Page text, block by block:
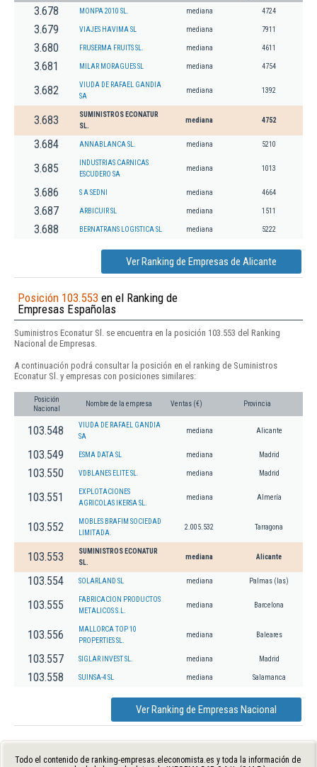
3.678 MONPA 2010 SL. mediana 4724
3.679 VIAJES HAVIMA SL mediana 7911
3.680 FRUSERMA FRUITS SL. mediana 4611
3.681 MILAR MORAGUES SL mediana 4754
3.682
VIUDA DE RAFAEL GANDIA
SA
mediana 1392
3.683
SUMINISTROS ECONATUR
SL.
mediana 4752
3.684 ANNABLANCA SL. mediana 5210
3.685
INDUSTRIAS CARNICAS
ESCUDERO SA
mediana 1013
3.686 S A SEDNI mediana 4664
3.687 ARBICUIR SL mediana 1511
3.688 BERNATRANS LOGISTICA SL mediana 5222
Ver Ranking de Empresas de Alicante
Posición 103.553 en el Ranking de
Empresas Españolas
Suministros Econatur Sl. se encuentra en la posición 103.553 del Ranking
Nacional de Empresas.
A continuación podrá consultar la posición en el ranking de Suministros
Econatur Sl. y empresas con posiciones similares:
Posición
Nacional
Nombre de la empresa Ventas (€) Provincia
103.548
VIUDA DE RAFAEL GANDIA
SA
mediana Alicante
103.549 ESMA DATA SL mediana Madrid
103.550 VDBLANES ELITE SL. mediana Madrid
103.551
EXPLOTACIONES
AGRICOLAS IKERSA SL.
mediana Almería
103.552
MOBLES BRAFIM SOCIEDAD
LIMITADA.
2.005.532 Tarragona
103.553
SUMINISTROS ECONATUR
SL.
mediana Alicante
103.554 SOLARLAND SL mediana Palmas (las)
103.555
FABRICACION PRODUCTOS
METALICOS S.L.
mediana Barcelona
103.556
MALLORCA TOP 10
PROPERTIES SL.
mediana Baleares
103.557 SIGLAR INVEST SL. mediana Madrid
103.558 SUINSA-4 SL mediana Salamanca
Ver Ranking de Empresas Nacional
Todo el contenido de ranking-empresas.eleconomista.es y toda la información de